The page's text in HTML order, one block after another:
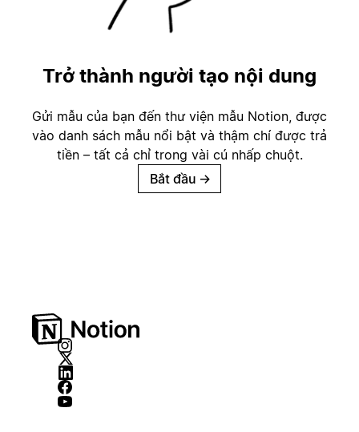
Trở thành người tạo nội dung
Gửi mẫu của bạn đến thư viện mẫu Notion, được
vào danh sách mẫu nổi bật và thậm chí được trả
tiền – tất cả chỉ trong vài cú nhấp chuột.
Bắt đầu →